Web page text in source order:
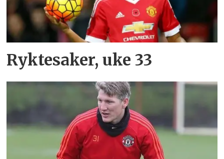
Ryktesaker, uke 33